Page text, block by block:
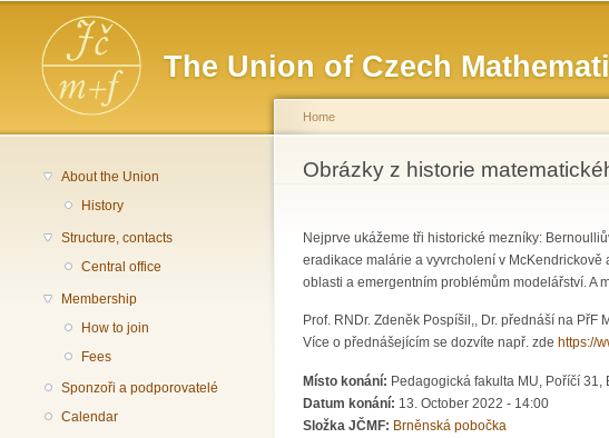
The Union of Czech
Main menu
About the Union
History
Structure, contacts
Central office
Membership
How to join
Fees
Sponzoři a podporovatelé
Calendar
You are here
Home
Obrázky z historie
Nejprve ukážeme tři historické mezníky:
eradikace malárie a vyvrcholení v
oblasti a emergentním problémům modelářství. A
Prof. RNDr. Zdeněk Pospíšil,, Dr. přednáší na PřF
Více o přednášejícím se dozvíte např. zde https://
Místo konání: Pedagogická fakulta MU, Poříčí
Datum konání: 13. October 2022 - 14:00
Složka JČMF: Brněnská pobočka